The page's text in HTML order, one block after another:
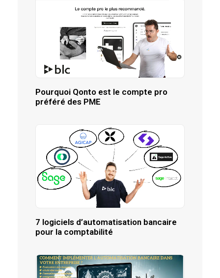
Pourquoi Qonto est le compte pro
préféré des PME
7 logiciels d’automatisation bancaire
pour la comptabilité